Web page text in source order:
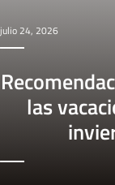
julio 24, 2026
las